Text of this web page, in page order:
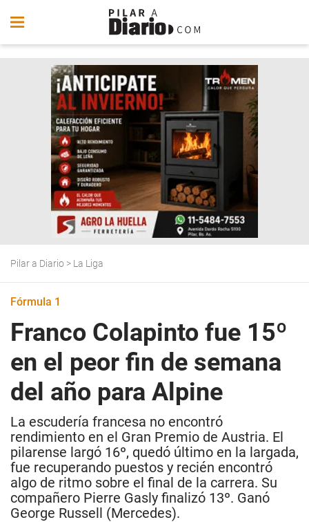
Pilar a Diario > La Liga
Fórmula 1
Franco Colapinto fue 15º
en el peor fin de semana
del año para Alpine
La escudería francesa no encontró
rendimiento en el Gran Premio de Austria. El
pilarense largó 16º, quedó último en la largada,
fue recuperando puestos y recién encontró
algo de ritmo sobre el final de la carrera. Su
compañero Pierre Gasly finalizó 13º. Ganó
George Russell (Mercedes).